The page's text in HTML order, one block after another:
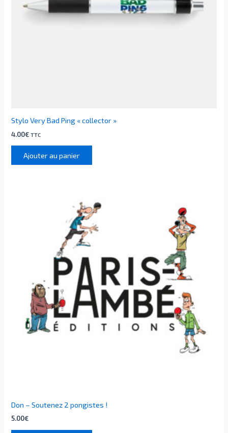
Stylo Very Bad Ping « collector »
4.00€ TTC
Ajouter au panier
Don – Soutenez 2 pongistes !
5.00€